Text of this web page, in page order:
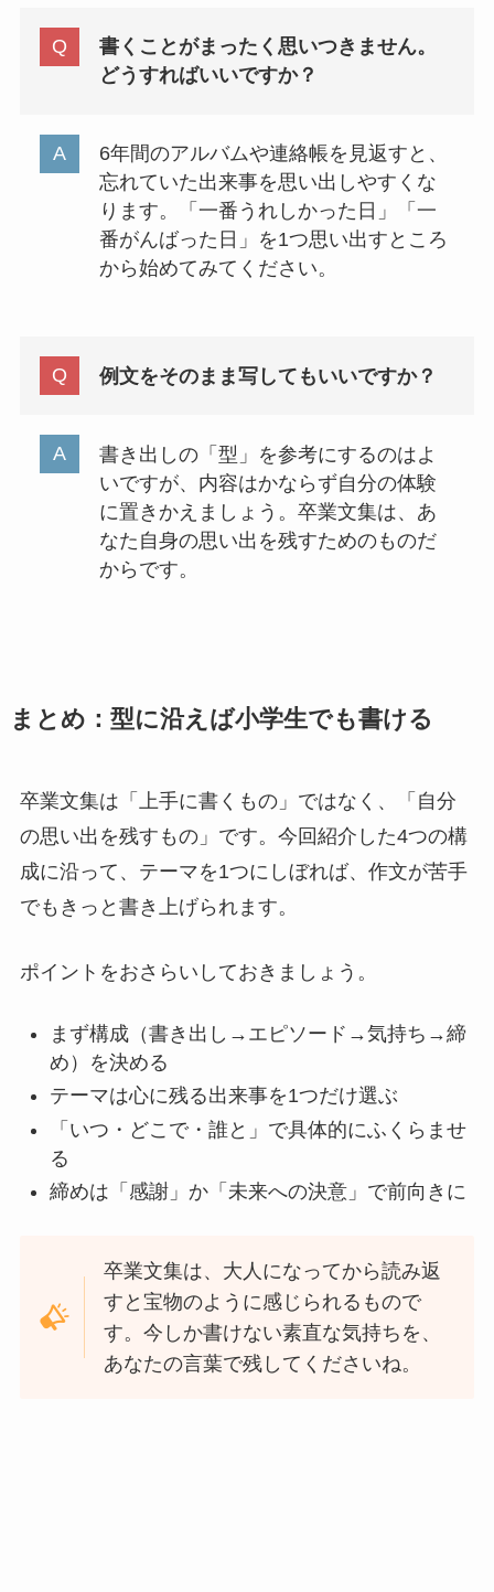
書くことがまったく思いつきません。
どうすればいいですか？
6年間のアルバムや連絡帳を見返すと、
忘れていた出来事を思い出しやすくな
ります。「一番うれしかった日」「一
番がんばった日」を1つ思い出すところ
から始めてみてください。
例文をそのまま写してもいいですか？
書き出しの「型」を参考にするのはよ
いですが、内容はかならず自分の体験
に置きかえましょう。卒業文集は、あ
なた自身の思い出を残すためのものだ
からです。
まとめ：型に沿えば小学生でも書ける
卒業文集は「上手に書くもの」ではなく、「自分
の思い出を残すもの」です。今回紹介した4つの構
成に沿って、テーマを1つにしぼれば、作文が苦手
でもきっと書き上げられます。
ポイントをおさらいしておきましょう。
まず構成（書き出し→エピソード→気持ち→締
め）を決める
テーマは心に残る出来事を1つだけ選ぶ
「いつ・どこで・誰と」で具体的にふくらませ
る
締めは「感謝」か「未来への決意」で前向きに
卒業文集は、大人になってから読み返
すと宝物のように感じられるもので
す。今しか書けない素直な気持ちを、
あなたの言葉で残してくださいね。